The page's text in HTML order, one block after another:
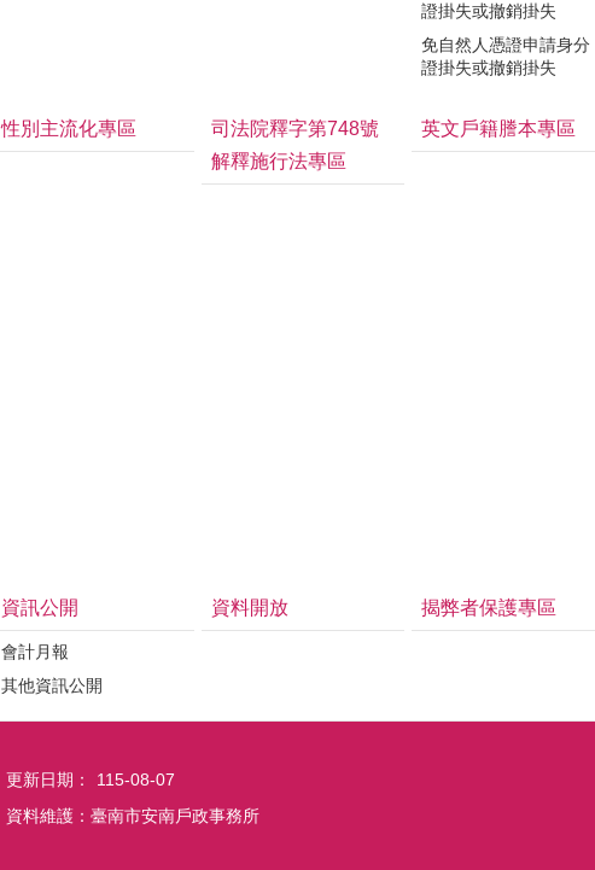
證掛失或撤銷掛失
免自然人憑證申請身分
證掛失或撤銷掛失
性別主流化專區
司法院釋字第748號
解釋施行法專區
英文戶籍謄本專區
資訊公開
會計月報
其他資訊公開
資料開放 揭弊者保護專區
更新日期：
115-08-07
資料維護：臺南市安南戶政事務所